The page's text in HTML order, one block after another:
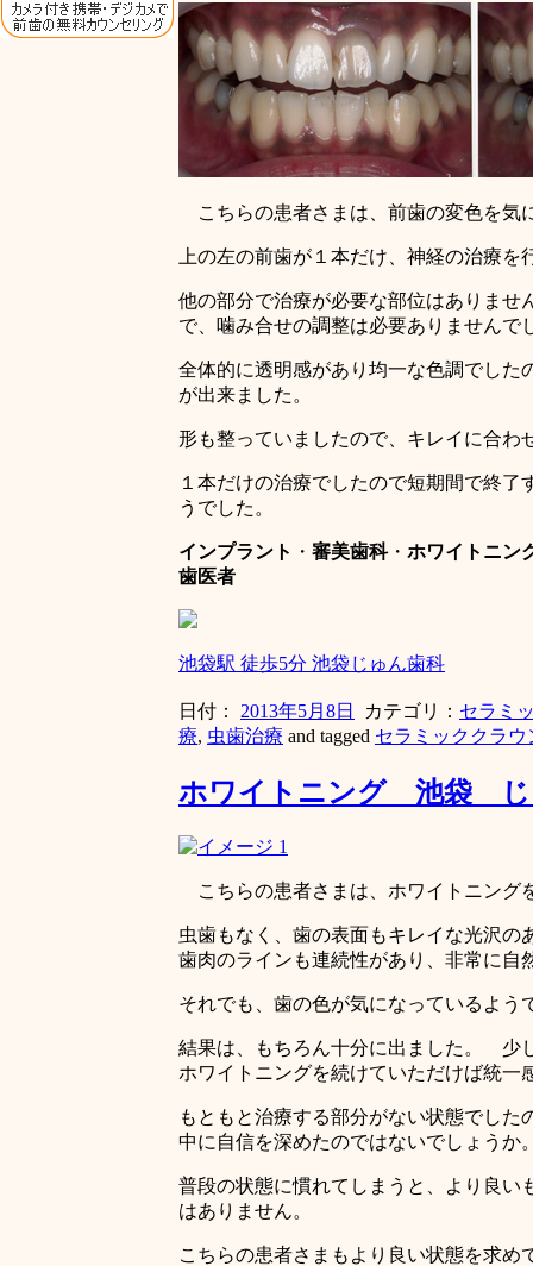
こちらの患者さまは、前歯の変色を気
上の左の前歯が１本だけ、神経の治療
他の部分で治療が必要な部位はありませ
で、噛み合せの調整は必要ありませんで
全体的に透明感があり均一な色調でした
が出来ました。
形も整っていましたので、キレイに合わ
１本だけの治療でしたので短期間で終
うでした。
インプラント ・ 審美歯科・ ホワイトニン
歯医者
池袋駅 徒歩5分 池袋じゅん歯科
日付： 2013年5月8日 カテゴリ： セラミ
療, 虫歯治療 and tagged セラミッククラウ
ホワイトニング 池袋
こちらの患者さまは、ホワイトニング
虫歯もなく、歯の表面もキレイな光沢
歯肉のラインも連続性があり、非常に自
それでも、歯の色が気になっているよ
結果は、もちろん十分に出ました。 少
ホワイトニングを続けていただけば統一
もともと治療する部分がない状態でし
中に自信を深めたのではないでしょうか
普段の状態に慣れてしまうと、より良い
はありません。
こちらの患者さまもより良い状態を求め